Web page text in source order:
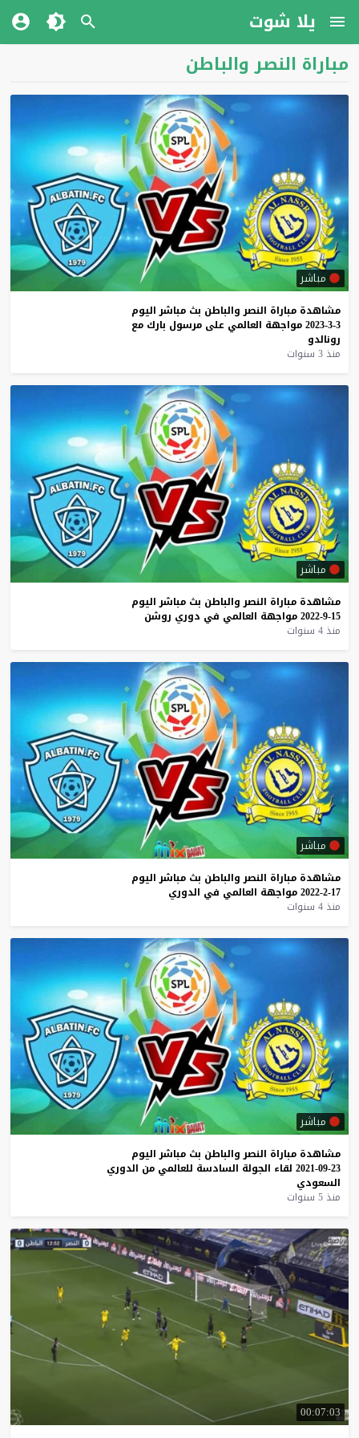
يلا شوت
مباراة النصر والباطن
مباشر
مشاهدة مباراة النصر والباطن بث مباشر اليوم
3-3-2023
مواجهة العالمي على مرسول بارك مع
رونالدو
منذ 3 سنوات
مباشر
مشاهدة مباراة النصر والباطن بث مباشر اليوم
15-9-2022
مواجهة العالمي في دوري روشن
منذ 4 سنوات
مباشر
مشاهدة مباراة النصر والباطن بث مباشر اليوم
17-2-2022
مواجهة العالمي في الدوري
منذ 4 سنوات
مباشر
مشاهدة مباراة النصر والباطن بث مباشر اليوم
23-09-2021
لقاء الجولة السادسة للعالمي من الدوري
السعودي
منذ 5 سنوات
00:07:03